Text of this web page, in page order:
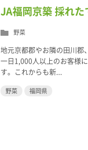
JA福岡京築 採れた
野菜
地元京都郡やお隣の田川郡
一日1,000人以上のお客様
す。これからも新...
野菜 福岡県